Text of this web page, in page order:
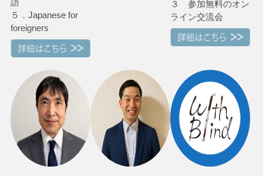
語
５．Japanese for
foreigners
３ 参加無料のオン
ライン交流会